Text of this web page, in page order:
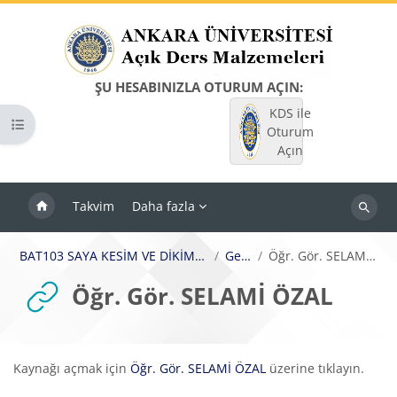
ŞU HESABINIZLA OTURUM AÇIN:
KDS ile
Oturum
Açın
Takvim Daha fazla
Dersleri
Kurs dizinini aç
BAT103 SAYA KESİM VE DİKİMİNE GİRİŞ Genel Öğr. Gör. SELAMİ ÖZAL
Öğr. Gör. SELAMİ ÖZAL
Tamamlama Gereklilikleri
Kaynağı açmak için Öğr. Gör. SELAMİ ÖZAL üzerine tıklayın.